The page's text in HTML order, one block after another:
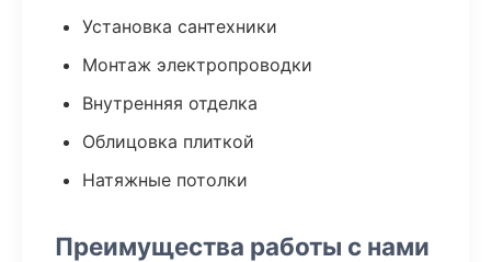
Установка сантехники
Монтаж электропроводки
Внутренняя отделка
Облицовка плиткой
Натяжные потолки
Преимущества работы с нами